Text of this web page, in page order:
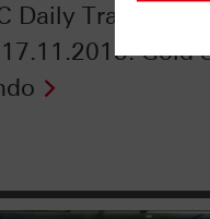
Daily Trading TV
Gold